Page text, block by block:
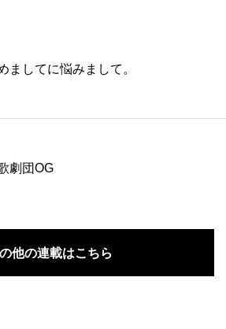
ましてに悩みまして。
劇団OG
他の連載はこちら